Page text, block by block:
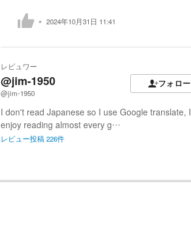
2024年10月31日 11:41
レビュワー
@jim-1950
@jim-1950
フォロー
I don't read Japanese so I use Google translate, I
enjoy reading almost every g…
レビュー投稿226件